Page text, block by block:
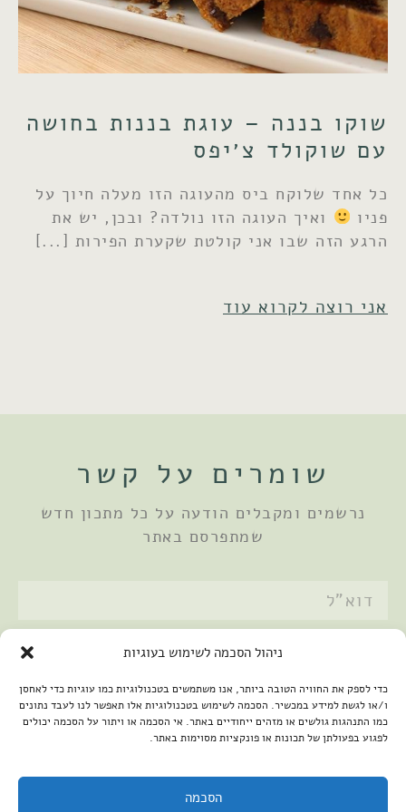
ניהול הסכמה לשימוש בעוגיות
כדי לספק את החוויה הטובה ביותר, אנו משתמשים בטכנולוגיות כמו עוגיות כדי לאחסן
ו/או לגשת למידע במכשיר. הסכמה לשימוש בטכנולוגיות אלו תאפשר לנו לעבד נתונים
כמו התנהגות גולשים או מזהים ייחודיים באתר. אי הסכמה או ויתור על הסכמה יכולים
לפגוע בפעולתן של תכונות או פונקציות מסוימות באתר.
הסכמה
שוקו בננה – עוגת בננות בחושה
עם שוקולד צ׳יפס
כל אחד שלוקח ביס מהעוגה הזו מעלה חיוך על
פניו
ואיך העוגה הזו נולדה? ובכן, יש את
הרגע הזה שבו אני קולטת שקערת הפירות
אני רוצה לקרוא עוד
שומרים על קשר
נרשמים ומקבלים הודעה על כל מתכון חדש
שמתפרסם באתר
אני מאשר/ת אתמדיניות הפרטיות
שלחתי